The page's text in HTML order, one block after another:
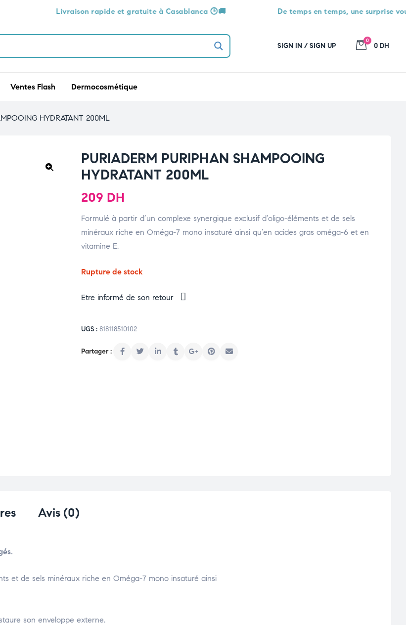
Livraison rapide et gratuite à Casablanca 🕒🚚 De temps en temps, une surprise vous attend 🎁
SIGN IN / SIGN UP
0
0 DH
Ventes Flash Dermocosmétique
HYDRATANT 200ML
PURIADERM PURIPHAN SHAMPOOING
HYDRATANT 200ML
209 DH
Formulé à partir d’un complexe synergique exclusif d’oligo-éléments et de sels
minéraux riche en Oméga-7 mono insaturé ainsi qu’en acides gras oméga-6 et en
vitamine E.
Rupture de stock
Etre informé de son retour
UGS : 818118510102
Avis (0)
et de sels minéraux riche en Oméga-7 mono insaturé ainsi
son enveloppe externe.